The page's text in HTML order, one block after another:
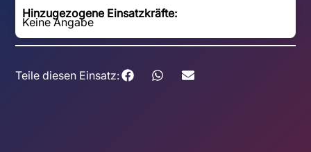
Hinzugezogene Einsatzkräfte:
Keine Angabe
Teile diesen Einsatz: